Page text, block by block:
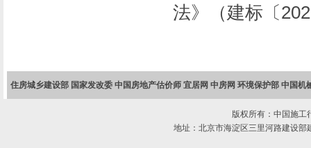
法》（建标〔
住房城乡建设部 国家发改委 中国房地产估价师 宜居网 中房网 环境保护部 中国机
版权所有：中国施
地址：北京市海淀区三里河路建设